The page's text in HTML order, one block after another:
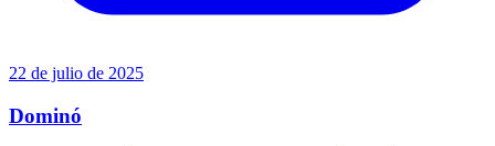
22 de julio de 2025
Dominó